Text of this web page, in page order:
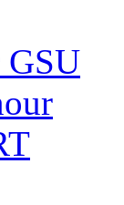
GSU